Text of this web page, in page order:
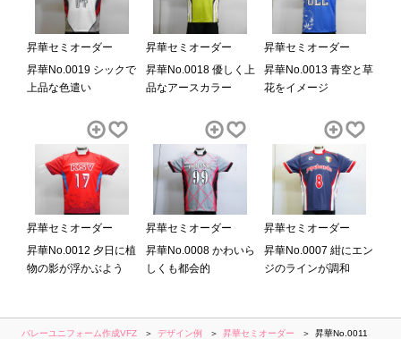
昇華セミオーダー
昇華No.0019 シックで
上品な色遣い
昇華セミオーダー
昇華No.0018 優しく上
品なアースカラー
昇華セミオーダー
昇華No.0013 青空と草
花をイメージ
昇華セミオーダー
昇華No.0012 夕日に植
物の影が浮かぶよう
昇華セミオーダー
昇華No.0008 かわいら
しくも都会的
昇華セミオーダー
昇華No.0007 紺にエン
ジのラインが調和
バレーユニフォーム作成VFZ デザイン例 昇華セミオーダー
昇華No.0011